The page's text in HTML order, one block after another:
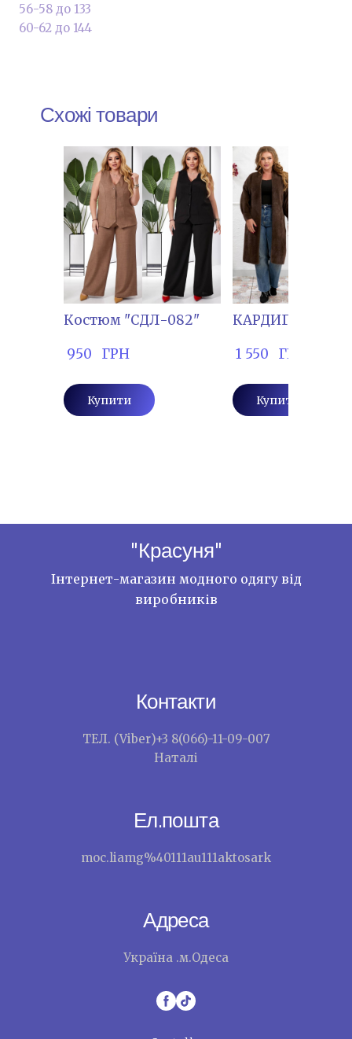
56-58 до 133
60-62 до 144
Схожі товари
Костюм "СДЛ-082"
950   ГРН
Купити
КАРДИГАН
1 550   ГРН
Купити
"Красуня"
Інтернет-магазин модного одягу від
виробників
Контакти
ТЕЛ. (Viber)+3 8(066)-11-09-007
Наталі
Ел.пошта
moc.liamg%40111au111aktosark
Адреса
Україна .м.Одеса